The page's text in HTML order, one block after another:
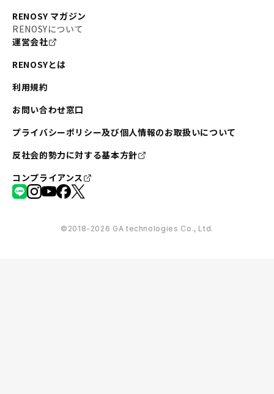
RENOSY マガジン
RENOSYについて
運営会社
RENOSYとは
利用規約
お問い合わせ窓口
プライバシーポリシー及び個人情報のお取扱いについて
反社会的勢力に対する基本方針
コンプライアンス
©︎2018-2026 GA technologies Co., Ltd.